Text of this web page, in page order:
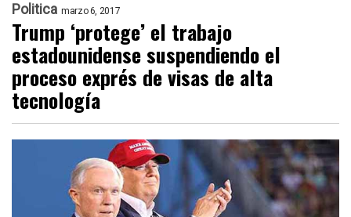
Politica marzo 6, 2017
Trump ‘protege’ el trabajo
estadounidense suspendiendo el
proceso exprés de visas de alta
tecnología